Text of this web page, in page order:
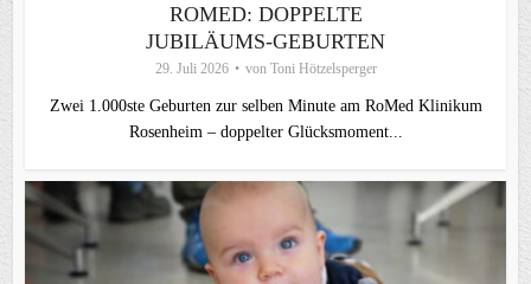
ROMED: DOPPELTE
JUBILÄUMS-GEBURTEN
29. Juli 2026 von Toni Hötzelsperger
Zwei 1.000ste Geburten zur selben Minute am RoMed Klinikum
Rosenheim – doppelter Glücksmoment...